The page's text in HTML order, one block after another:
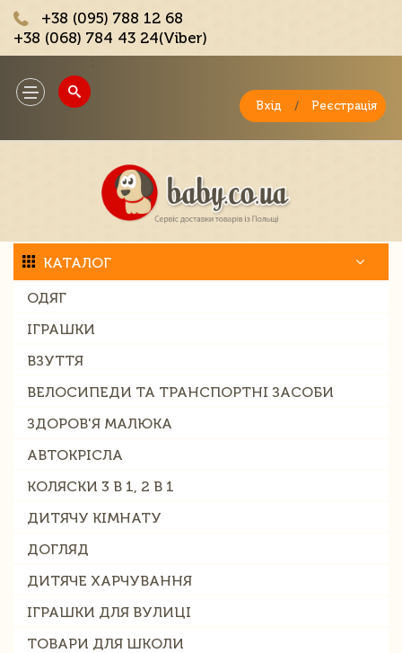
+38 (095) 788 12 68
+38 (068) 784 43 24(Viber)
Toggle
navigation
Вхід / Реєстрація
КАТАЛОГ
ОДЯГ
ІГРАШКИ
ВЗУТТЯ
ВЕЛОСИПЕДИ ТА ТРАНСПОРТНІ ЗАСОБИ
ЗДОРОВ'Я МАЛЮКА
АВТОКРІСЛА
КОЛЯСКИ 3 В 1, 2 В 1
ДИТЯЧУ КІМНАТУ
ДОГЛЯД
ДИТЯЧЕ ХАРЧУВАННЯ
ІГРАШКИ ДЛЯ ВУЛИЦІ
ТОВАРИ ДЛЯ ШКОЛИ